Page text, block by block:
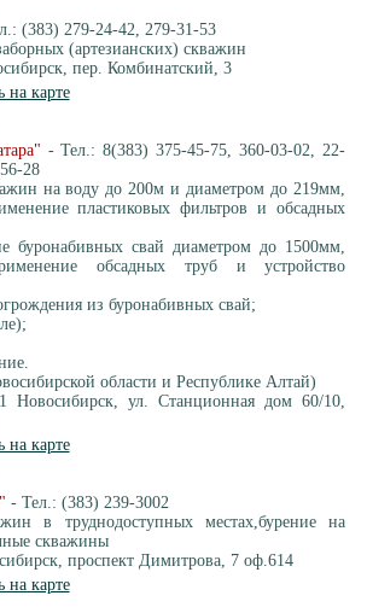
(383) 279-24-42, 279-31-53
(артезианских) скважин
пер. Комбинатский, 3
на карте
- Тел.: 8(383) 375-45-75, 360-03-02, 22-
28
на воду до 200м и диаметром до 219мм,
пластиковых фильтров и обсадных
буронабивных свай диаметром до 1500мм,
обсадных труб и устройство
из буронабивных свай;
области и Республике Алтай)
Новосибирск, ул. Станционная дом 60/10,
на карте
- Тел.: (383) 239-3002
в труднодоступных местах,бурение на
скважины
проспект Димитрова, 7 оф.614
на карте